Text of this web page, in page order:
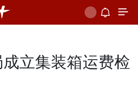
立集装箱运费检